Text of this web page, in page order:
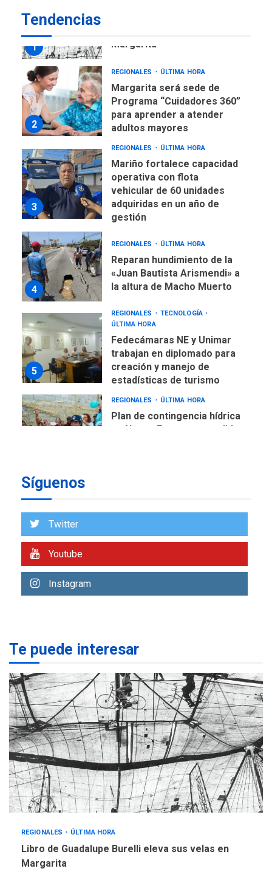
Tendencias
1
Margarita
2
REGIONALES ÚLTIMA HORA
Margarita será sede de
Programa “Cuidadores 360”
para aprender a atender
adultos mayores
3
REGIONALES ÚLTIMA HORA
Mariño fortalece capacidad
operativa con flota
vehicular de 60 unidades
adquiridas en un año de
gestión
4
REGIONALES ÚLTIMA HORA
Reparan hundimiento de la
«Juan Bautista Arismendi» a
la altura de Macho Muerto
5
REGIONALES
TECNOLOGÍA
ÚLTIMA HORA
Fedecámaras NE y Unimar
trabajan en diplomado para
creación y manejo de
estadísticas de turismo
REGIONALES ÚLTIMA HORA
Plan de contingencia hídrica
en Nueva Esparta consolida
7
2
Margarita será sede de
para aprender a atender
adultos mayores
3
REGIONALES ÚLTIMA HORA
Mariño fortalece capacidad
operativa con flota
vehicular de 60 unidades
adquiridas en un año de
gestión
4
REGIONALES ÚLTIMA HORA
«Juan Bautista Arismendi» a
la altura de Macho Muerto
Síguenos
Twitter
Youtube
Instagram
Te puede interesar
REGIONALES ÚLTIMA HORA
Libro de Guadalupe Burelli eleva sus velas en
Margarita